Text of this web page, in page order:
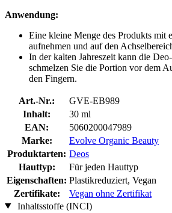
Anwendung:
Eine kleine Menge des Produkts mit
aufnehmen und auf den
In der kalten Jahreszeit kann die
schmelzen Sie die Portion vor dem
den Fingern.
Art.-Nr.:
GVE-EB989
Inhalt:
30 ml
EAN:
5060200047989
Marke:
Evolve Organic Beauty
Produktarten: Deos
Hauttyp:
Für jeden Hauttyp
Eigenschaften: Plastikreduziert, Vegan
Zertifikate:
Vegan ohne Zertifikat
Inhaltsstoffe (INCI)